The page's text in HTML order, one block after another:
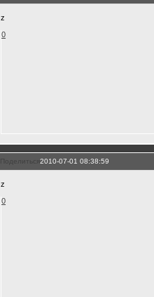
z
0
Поделиться2010-07-01 08:38:59
z
0